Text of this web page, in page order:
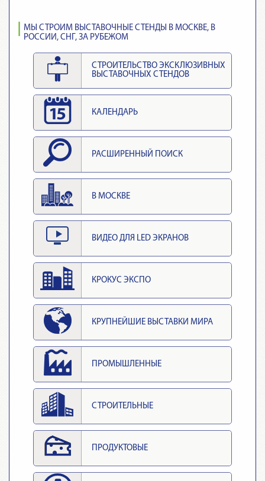
МЫ СТРОИМ ВЫСТАВОЧНЫЕ СТЕНДЫ В МОСКВЕ, В
РОССИИ, СНГ, ЗА РУБЕЖОМ
СТРОИТЕЛЬСТВО ЭКСКЛЮЗИВНЫХ
ВЫСТАВОЧНЫХ СТЕНДОВ
КАЛЕНДАРЬ
РАСШИРЕННЫЙ ПОИСК
В МОСКВЕ
ВИДЕО ДЛЯ LED ЭКРАНОВ
КРОКУС ЭКСПО
КРУПНЕЙШИЕ ВЫСТАВКИ МИРА
ПРОМЫШЛЕННЫЕ
СТРОИТЕЛЬНЫЕ
ПРОДУКТОВЫЕ